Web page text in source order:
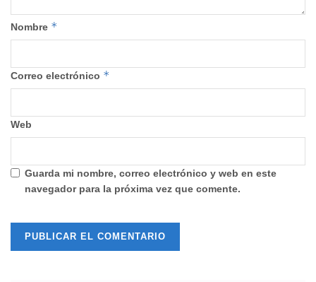
Nombre *
Correo electrónico *
Web
Guarda mi nombre, correo electrónico y web en este
navegador para la próxima vez que comente.